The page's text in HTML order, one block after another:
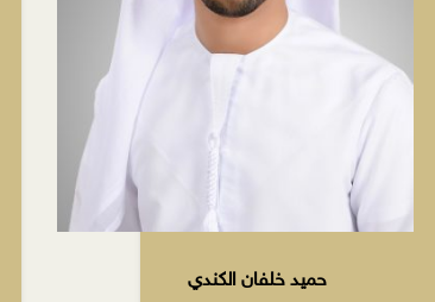
حميد خلفان الكندي